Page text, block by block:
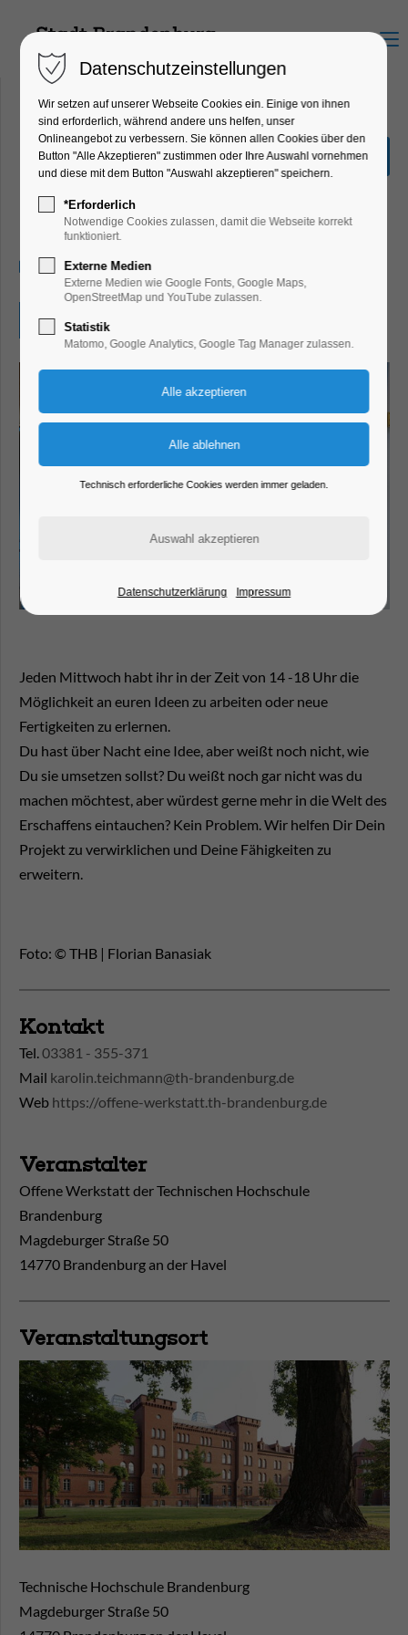
Menu
Offene Werkstatt: Open
Lab Day
Bildung, Vortrag, Kinder, Jugend,
Mitmach-Aktion
20.05.2026, 14:00–18:00
Eintritt frei
Jeden Mittwoch habt ihr in der Zeit von 14 -18 Uhr die
Möglichkeit an euren Ideen zu arbeiten oder neue
Fertigkeiten zu erlernen.
Du hast über Nacht eine Idee, aber weißt noch nicht, wie
Du sie umsetzen sollst? Du weißt noch gar nicht was du
machen möchtest, aber würdest gerne mehr in die Welt des
Erschaffens eintauchen? Kein Problem. Wir helfen Dir Dein
Projekt zu verwirklichen und Deine Fähigkeiten zu
erweitern.
Foto: © THB | Florian Banasiak
Kontakt
Tel.03381 - 355-371
Mail karolin.teichmann@th-brandenburg.de
Web https://offene-werkstatt.th-brandenburg.de
Veranstalter
Offene Werkstatt der Technischen Hochschule
Brandenburg
Magdeburger Straße 50
14770 Brandenburg an der Havel
Veranstaltungsort
Technische Hochschule Brandenburg
Magdeburger Straße 50
Datenschutzeinstellungen
Wir setzen auf unserer Webseite Cookies ein. Einige von ihnen
sind erforderlich, während andere uns helfen, unser
Onlineangebot zu verbessern. Sie können allen Cookies über den
Button "Alle Akzeptieren" zustimmen oder Ihre Auswahl vornehmen
und diese mit dem Button "Auswahl akzeptieren" speichern.
*Erforderlich
Notwendige Cookies zulassen, damit die Webseite korrekt
funktioniert.
Externe Medien
Externe Medien wie Google Fonts, Google Maps,
OpenStreetMap und YouTube zulassen.
Statistik
Matomo, Google Analytics, Google Tag Manager zulassen.
Technisch erforderliche Cookies werden immer geladen.
Datenschutzerklärung Impressum